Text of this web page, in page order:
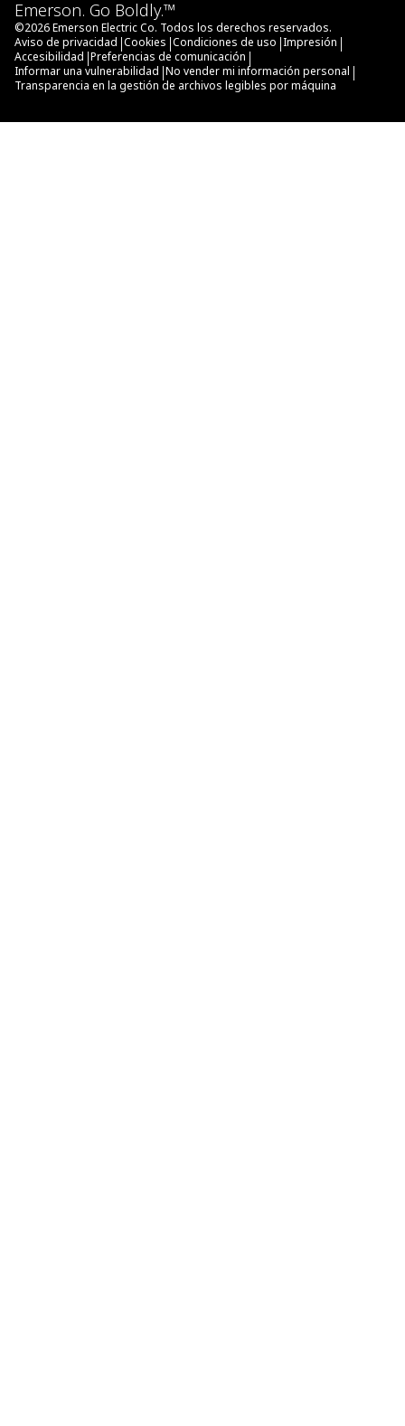
Emerson. Go Boldly.™
©2026Emerson Electric Co. Todos los derechos reservados.
Aviso de privacidad |Cookies |Condiciones de uso |Impresión |
Accesibilidad |Preferencias de comunicación |
Informar una vulnerabilidad |No vender mi información personal |
Transparencia en la gestión de archivos legibles por máquina